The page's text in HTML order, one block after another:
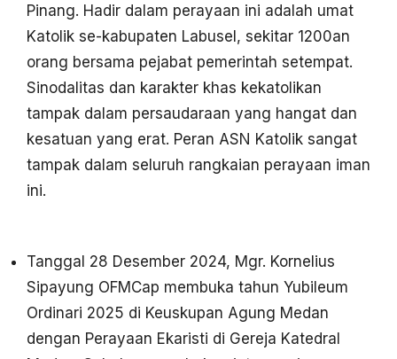
Pinang. Hadir dalam perayaan ini adalah umat
Katolik se-kabupaten Labusel, sekitar 1200an
orang bersama pejabat pemerintah setempat.
Sinodalitas dan karakter khas kekatolikan
tampak dalam persaudaraan yang hangat dan
kesatuan yang erat. Peran ASN Katolik sangat
tampak dalam seluruh rangkaian perayaan iman
ini.
Tanggal 28 Desember 2024, Mgr. Kornelius
Sipayung OFMCap membuka tahun Yubileum
Ordinari 2025 di Keuskupan Agung Medan
dengan Perayaan Ekaristi di Gereja Katedral